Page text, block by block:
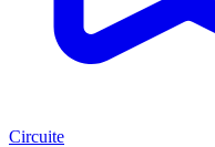
Circuite